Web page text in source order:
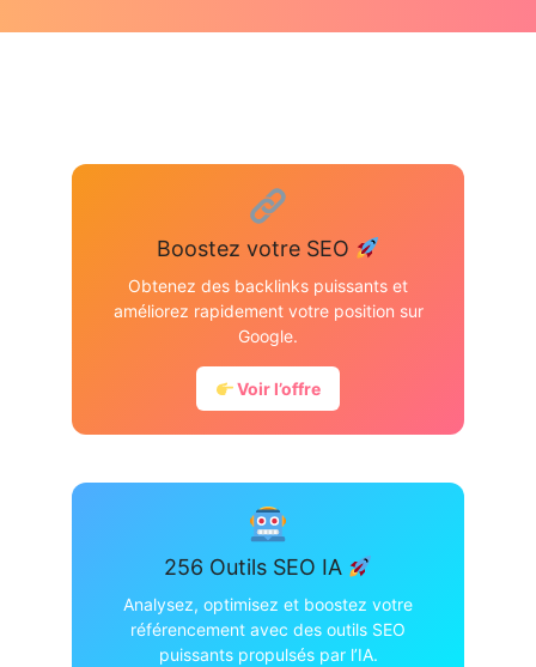
Boostez votre SEO
Obtenez des backlinks puissants et
améliorez rapidement votre position sur
Google.
Voir l’offre
256 Outils SEO IA
Analysez, optimisez et boostez votre
référencement avec des outils SEO
puissants propulsés par l’IA.